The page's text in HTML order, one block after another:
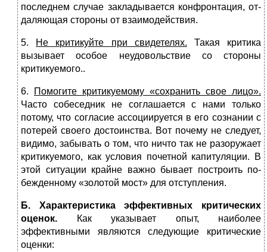
последнем случае закладывается конфронтация, от­
даляющая стороны от взаимодействия.
5. Не критикуйте при свидетелях. Такая критика
вызывает особое неудовольствие со стороны
критикуемого..
6.
Помогите критикуемому «сохранить свое лицо».
Часто собеседник не соглашается с нами только
потому, что согласие ассоциируется в его сознании с
потерей своего достоинства. Вот почему не следует,
видимо, забывать о том, что ничто так не разоружает
критикуемого, как условия почетной капитуляции. В
этой ситуации крайне важно бывает построить по­
бежденному «золотой мост» для отступления.
Б. Характеристика эффективных критических
оценок. Как указывает опыт, наиболее
эффективными являются следующие критические
оценки: